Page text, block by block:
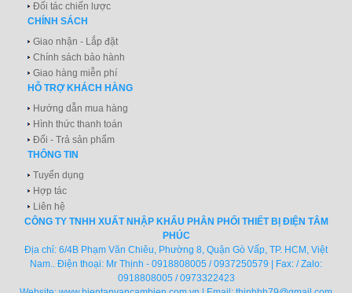
Đối tác chiến lược
CHÍNH SÁCH
Giao nhận - Lắp đặt
Chính sách bảo hành
Giao hàng miễn phí
HỖ TRỢ KHÁCH HÀNG
Hướng dẫn mua hàng
Hình thức thanh toán
Đổi - Trả sản phẩm
THÔNG TIN
Tuyển dụng
Hợp tác
Liên hệ
CÔNG TY TNHH XUẤT NHẬP KHẨU PHÂN PHỐI THIẾT BỊ ĐIỆN TÂM
PHÚC
Địa chỉ: 6/4B Phạm Văn Chiêu, Phường 8, Quận Gò Vấp, TP. HCM, Việt
Nam.. Điện thoại: Mr Thịnh - 0918808005 / 0937250579 | Fax: / Zalo:
0918808005 / 0973322423